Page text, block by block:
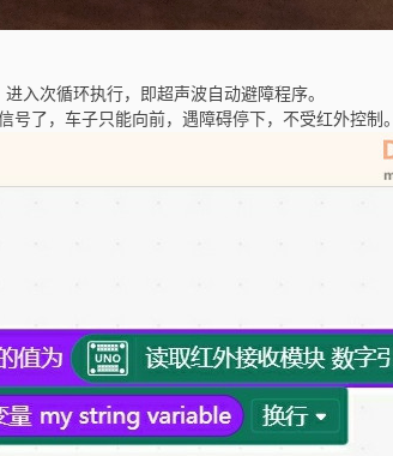
入次循环执行，即超声波自动避障程序。
了，车子只能向前，遇障碍停下，不受红外控制。